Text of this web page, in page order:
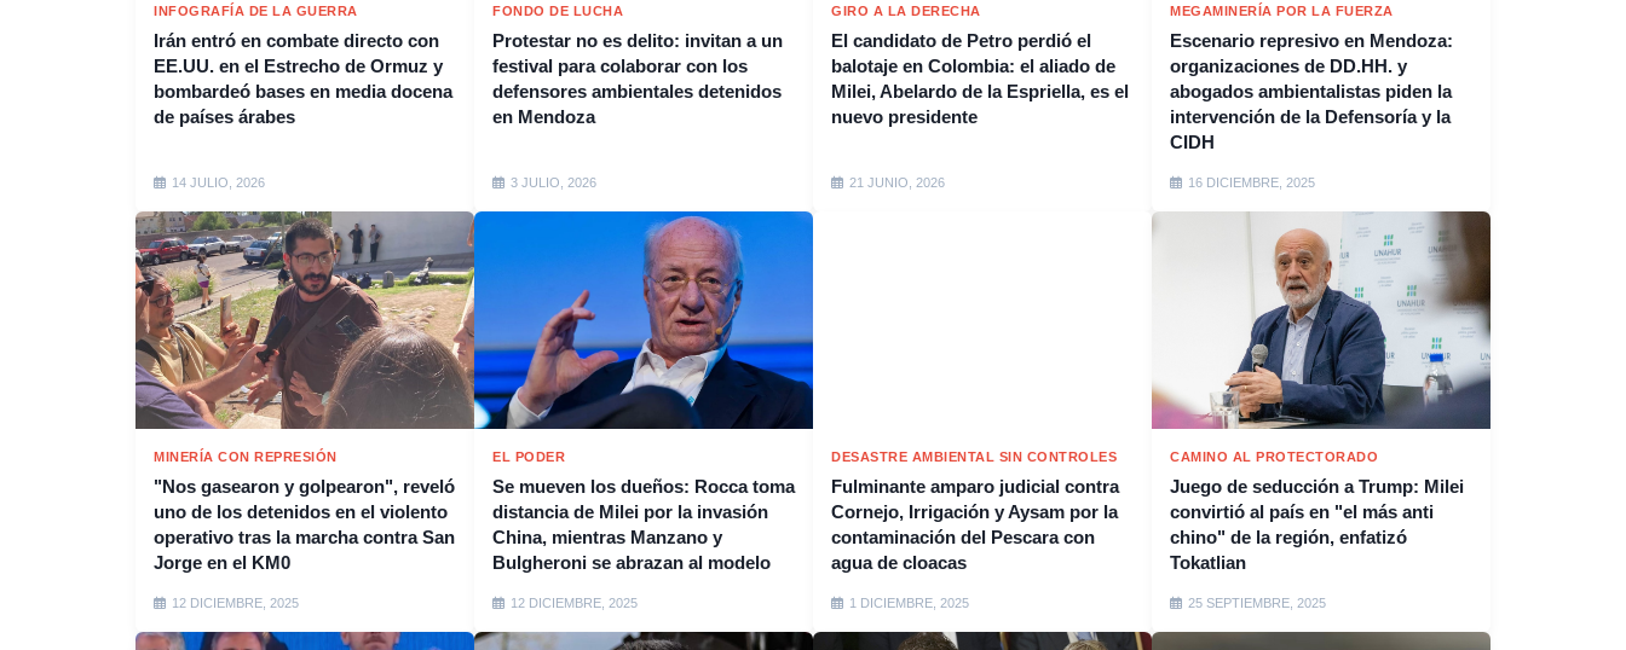
INFOGRAFÍA DE LA GUERRA
Irán entró en combate directo con
EE.UU. en el Estrecho de Ormuz y
bombardeó bases en media docena
de países árabes
14 JULIO, 2026
FONDO DE LUCHA
Protestar no es delito: invitan a un
festival para colaborar con los
defensores ambientales detenidos
en Mendoza
3 JULIO, 2026
GIRO A LA DERECHA
El candidato de Petro perdió el
balotaje en Colombia: el aliado de
Milei, Abelardo de la Espriella, es el
nuevo presidente
21 JUNIO, 2026
MEGAMINERÍA POR LA FUERZA
Escenario represivo en Mendoza:
organizaciones de DD.HH. y
abogados ambientalistas piden la
intervención de la Defensoría y la
CIDH
16 DICIEMBRE, 2025
MINERÍA CON REPRESIÓN
"Nos gasearon y golpearon", reveló
uno de los detenidos en el violento
operativo tras la marcha contra San
Jorge en el KM0
12 DICIEMBRE, 2025
EL PODER
Se mueven los dueños: Rocca toma
distancia de Milei por la invasión
China, mientras Manzano y
Bulgheroni se abrazan al modelo
12 DICIEMBRE, 2025
DESASTRE AMBIENTAL SIN CONTROLES
Fulminante amparo judicial contra
Cornejo, Irrigación y Aysam por la
contaminación del Pescara con
agua de cloacas
1 DICIEMBRE, 2025
CAMINO AL PROTECTORADO
Juego de seducción a Trump: Milei
convirtió al país en "el más anti
chino" de la región, enfatizó
Tokatlian
25 SEPTIEMBRE, 2025